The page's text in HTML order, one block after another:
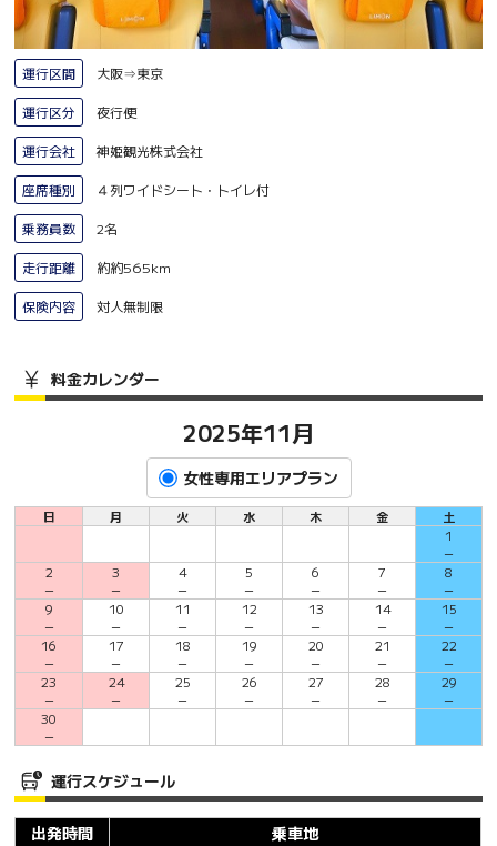
運行区間 大阪⇒東京
運行区分 夜行便
運行会社 神姫観光株式会社
座席種別 ４列ワイドシート・トイレ付
乗務員数 2名
走行距離 約約565km
保険内容 対人無制限
料金カレンダー
2025年11月
女性専用エリアプラン
日 月 火 水 木 金
土
1
－
2
－
3
－
4
－
5
－
6
－
7
－
8
－
9
－
10
－
11
－
12
－
13
－
14
－
15
－
16
－
17
－
18
－
19
－
20
－
21
－
22
－
23
－
24
－
25
－
26
－
27
－
28
－
29
－
30
－
運行スケジュール
出発時間
乗車地